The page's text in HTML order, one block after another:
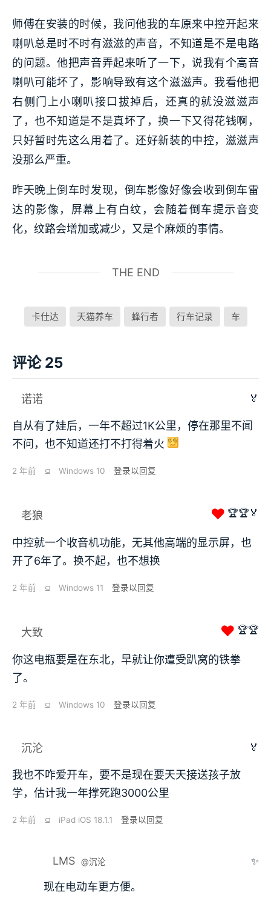
师傅在安装的时候，我问他我的车原来中控开起来
喇叭总是时不时有滋滋的声音，不知道是不是电路
的问题。他把声音弄起来听了一下，说我有个高音
喇叭可能坏了，影响导致有这个滋滋声。我看他把
右侧门上小喇叭接口拔掉后，还真的就没滋滋声
了，也不知道是不是真坏了，换一下又得花钱啊，
只好暂时先这么用着了。还好新装的中控，滋滋声
没那么严重。
昨天晚上倒车时发现，倒车影像好像会收到倒车雷
达的影像，屏幕上有白纹，会随着倒车提示音变
化，纹路会增加或减少，又是个麻烦的事情。
THE END
卡仕达 天猫养车 蜂行者 行车记录 车
评论 25
诺诺 🏅
自从有了娃后，一年不超过1K公里，停在那里不闻
不问，也不知道还打不打得着火
2 年前 ⫑ Windows 10 登录以回复
老狼 ❤ 🏆🏆🏅
中控就一个收音机功能，无其他高端的显示屏，也
开了6年了。换不起，也不想换
2 年前 ⫑ Windows 11 登录以回复
大致 ❤ 🏆🏆
你这电瓶要是在东北，早就让你遭受趴窝的铁拳
了。
2 年前 ⫑ Windows 10 登录以回复
沉沦 🏅
我也不咋爱开车，要不是现在要天天接送孩子放
学，估计我一年撑死跑3000公里
2 年前 ⫑ iPad iOS 18.1.1 登录以回复
LMS @沉沦 ✨
现在电动车更方便。